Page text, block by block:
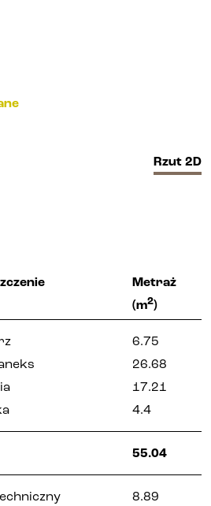
(PRS)
Metraż
(m2)
6.75
26.68
17.21
4.4
55.04
8.89
Rzut 2D